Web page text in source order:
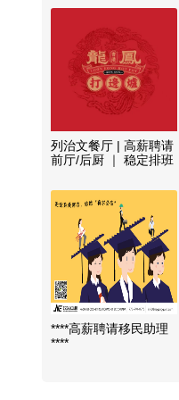
列治文餐厅 | 高薪聘请
前厅/后厨 ｜ 稳定排班
****高薪聘请移民助理
****